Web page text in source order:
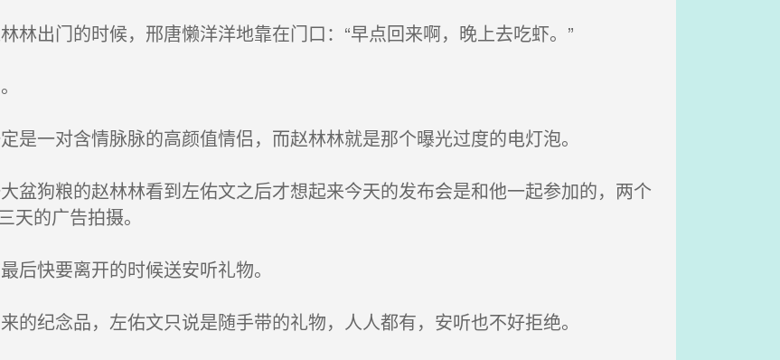
出门的时候，邢唐懒洋洋地靠在门口：“早点回来啊，晚上去吃虾。”
一对含情脉脉的高颜值情侣，而赵林林就是那个曝光过度的电灯泡。
盆狗粮的赵林林看到左佑文之后才想起来今天的发布会是和他一起参加的，两个
的广告拍摄。
快要离开的时候送安听礼物。
纪念品，左佑文只说是随手带的礼物，人人都有，安听也不好拒绝。